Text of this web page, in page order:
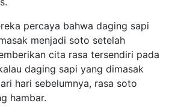
percaya bahwa daging sapi
menjadi soto setelah
cita rasa tersendiri pada
daging sapi yang dimasak
hari sebelumnya, rasa soto
hambar.